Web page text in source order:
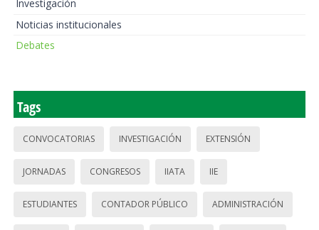
Investigación
Noticias institucionales
Debates
Tags
CONVOCATORIAS INVESTIGACIÓN EXTENSIÓN
JORNADAS CONGRESOS IIATA IIE
ESTUDIANTES CONTADOR PÚBLICO ADMINISTRACIÓN